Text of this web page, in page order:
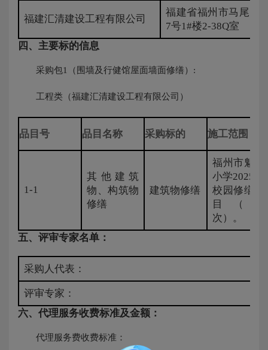
福建汇清建设工程有限公司
福建省福州市马尾区
7号1#楼2-38Q室
四、主要标的信息
采购包1（围墙及行健馆屋面墙面修缮）:
工程类（福建汇清建设工程有限公司）
品目号 品目名称 采购标的 施工范围
1-1
其他建筑
物、构筑物
修缮
建筑物修缮
福州市魁岐
小学2025年
校园修缮项
目（二
次）。
五、评审专家名单：
采购人代表：
评审专家：
六、代理服务收费标准及金额：
代理服务费收费标准：